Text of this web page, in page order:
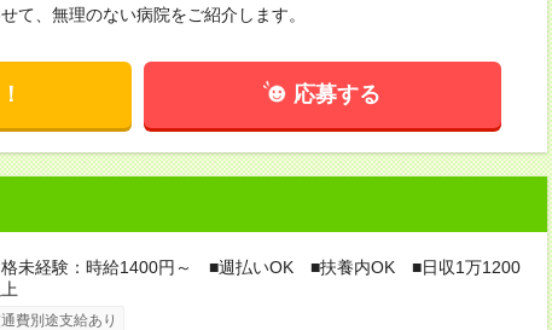
て、無理のない病院をご紹介します。
応募する
格未経験：時給1400円～ ■週払いOK ■扶養内OK ■日収1万1200
費別途支給あり